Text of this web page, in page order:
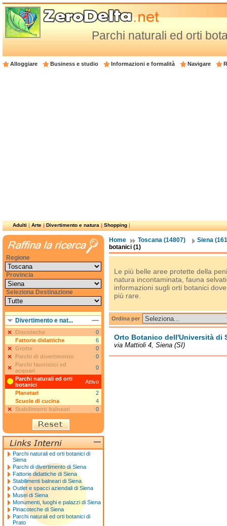
Parchi naturali ed orti
Alloggiare Business e studio Informazioni e formalità Navigare
Adulti|Arte|Divertimento e natura|Shopping|
Home Toscana (14807)
Siena
botanici (1)
Le più belle aree protette della
natura incontaminata, fauna
informazioni sugli orti botanici
più rare.
Ordina per
Orto Botanico dell'Università di
via Mattioli 4, Siena (SI)
Regione
Provincia
Seleziona Destinazione
Divertimento e nat...
Discoteche
0
Fattorie didattiche
6
Grotte
0
Parchi di divertimento
0
Parchi faunistici ed
acquari
0
Parchi naturali ed orti
botanici
Attivo
Planetari
2
Scuole di cucina
4
Stabilimenti balneari
0
Parchi naturali ed orti botanici di
Siena
Parchi di divertimento di Siena
Fattorie didattiche di Siena
Stabilimenti balneari di Siena
Outlet e spacci aziendali di Siena
Musei di Siena
Monumenti, luoghi e palazzi di Siena
Pinacoteche di Siena
Parchi naturali ed orti botanici di
Prato